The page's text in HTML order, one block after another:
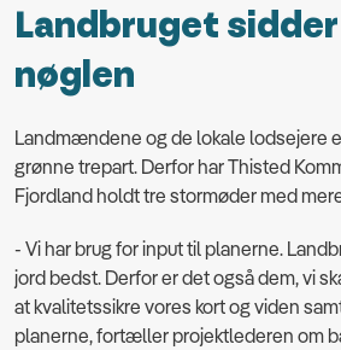
Landbruget
nøglen
Landmændene og de lokale lodsejere
grønne trepart. Derfor har Thisted
Fjordland holdt tre stormøder med
- Vi har brug for input til planerne.
jord bedst. Derfor er det også dem, vi
at kvalitetssikre vores kort og viden
planerne, fortæller projektlederen om